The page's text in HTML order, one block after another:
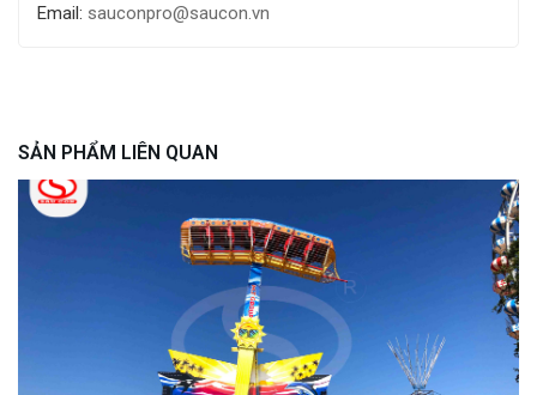
Email: sauconpro@saucon.vn
SẢN PHẨM LIÊN QUAN